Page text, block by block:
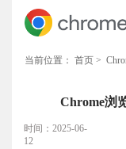
当前位置： 首页 >
Chrome浏
时间：2025-06-
12